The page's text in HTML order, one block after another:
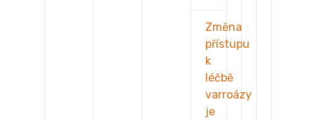
Změna
přístupu
k
léčbě
varroázy
je